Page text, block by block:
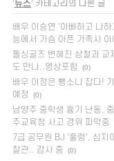
'뉴스' 카테고리의 다른 글
배우 이승연 '아빠하고 나
능에서 가슴 아픈 가족사 이
돌싱글즈 변혜진 상철과 교
도 만나..영상포함
(0)
배우 이정은 뺑소니 잡다!
예정
(0)
남양주 중학생 흉기 난동,
주교육청 사고 경위 파악중
7급 공무원 BJ '훌렁', 심지
찰관.. 감사 중
(0)